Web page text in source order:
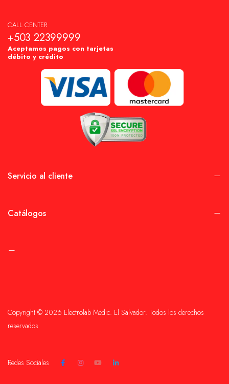
CALL CENTER
+503 22399999
Aceptamos pagos con tarjetas
débito y crédito
Servicio al cliente
Catálogos
Copyright © 2026 Electrolab Medic. El Salvador. Todos los derechos
reservados
Redes Sociales